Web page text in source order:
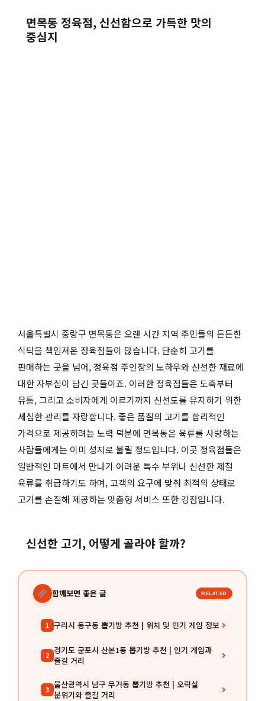
면목동 정육점, 신선함으로 가득한 맛의
중심지
서울특별시 중랑구 면목동은 오랜 시간 지역 주민들의 든든한
식탁을 책임져온 정육점들이 많습니다. 단순히 고기를
판매하는 곳을 넘어, 정육점 주인장의 노하우와 신선한 재료에
대한 자부심이 담긴 곳들이죠. 이러한 정육점들은 도축부터
유통, 그리고 소비자에게 이르기까지 신선도를 유지하기 위한
세심한 관리를 자랑합니다. 좋은 품질의 고기를 합리적인
가격으로 제공하려는 노력 덕분에 면목동은 육류를 사랑하는
사람들에게는 이미 성지로 불릴 정도입니다. 이곳 정육점들은
일반적인 마트에서 만나기 어려운 특수 부위나 신선한 제철
육류를 취급하기도 하며, 고객의 요구에 맞춰 최적의 상태로
고기를 손질해 제공하는 맞춤형 서비스 또한 강점입니다.
신선한 고기, 어떻게 골라야 할까?
함께보면 좋은 글 RELATED
1 구리시 동구동 뽑기방 추천 | 위치 및 인기 게임 정보
2 경기도 군포시 산본1동 뽑기방 추천 | 인기 게임과
즐길 거리
3 울산광역시 남구 무거동 뽑기방 추천 | 오락실
분위기와 즐길 거리